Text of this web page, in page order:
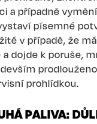
a případně
písemné
v případě, že
dojde k poruše,
prohlídkou.
PALIVA: